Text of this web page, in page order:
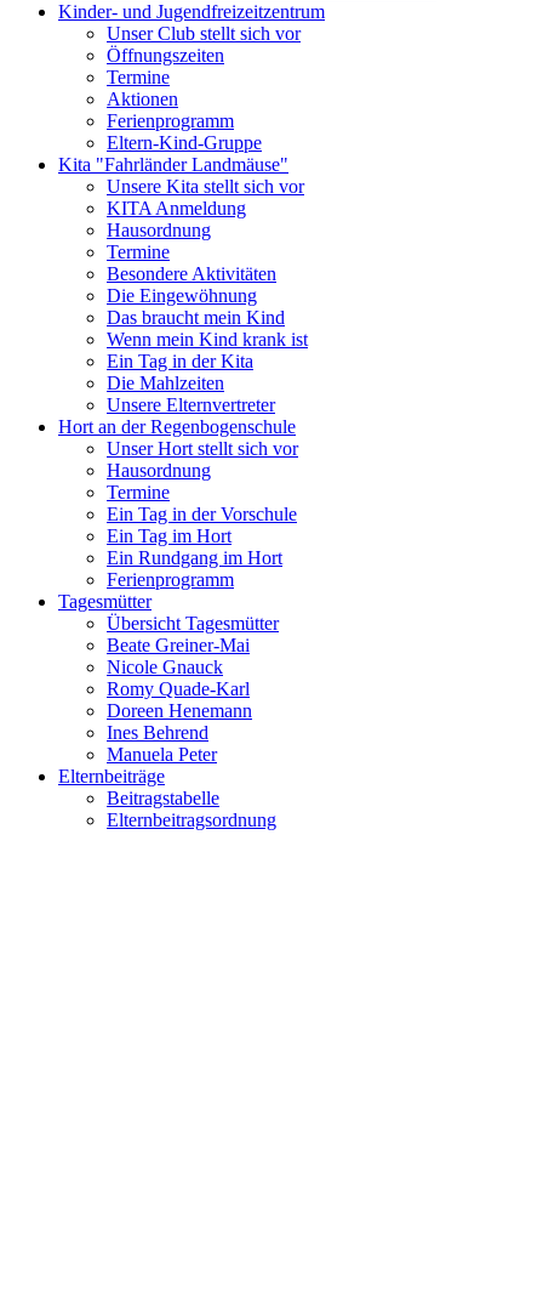
Kinder- und Jugendfreizeitzentrum
Unser Club stellt sich vor
Öffnungszeiten
Termine
Aktionen
Ferienprogramm
Eltern-Kind-Gruppe
Kita "Fahrländer Landmäuse"
Unsere Kita stellt sich vor
KITA Anmeldung
Hausordnung
Termine
Besondere Aktivitäten
Die Eingewöhnung
Das braucht mein Kind
Wenn mein Kind krank ist
Ein Tag in der Kita
Die Mahlzeiten
Unsere Elternvertreter
Hort an der Regenbogenschule
Unser Hort stellt sich vor
Hausordnung
Termine
Ein Tag in der Vorschule
Ein Tag im Hort
Ein Rundgang im Hort
Ferienprogramm
Tagesmütter
Übersicht Tagesmütter
Beate Greiner-Mai
Nicole Gnauck
Romy Quade-Karl
Doreen Henemann
Ines Behrend
Manuela Peter
Elternbeiträge
Beitragstabelle
Elternbeitragsordnung